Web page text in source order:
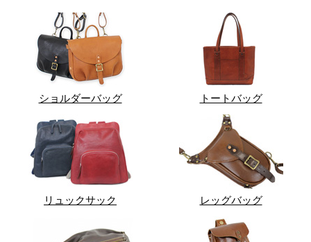
ショルダーバッグ トートバッグ
リュックサック レッグバッグ